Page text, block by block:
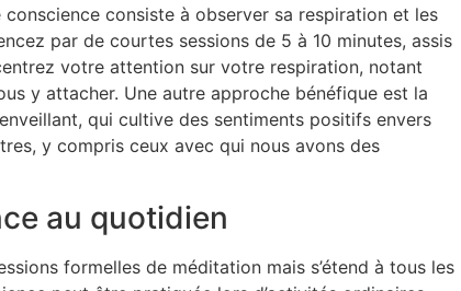
consiste à observer sa respiration et les
par de courtes sessions de 5 à 10 minutes, assis
votre attention sur votre respiration, notant
y attacher. Une autre approche bénéfique est la
qui cultive des sentiments positifs envers
y compris ceux avec qui nous avons des
au quotidien
formelles de méditation mais s’étend à tous les